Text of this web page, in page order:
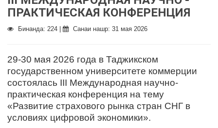
ПРАКТИЧЕСКАЯ КОНФЕРЕНЦИЯ
Бинанда: 224 | Санаи нашр: 31 мая 2026
29-30 мая 2026 года в Таджикском
государственном университете коммерции
состоялась III Международная научно-
практическая конференция на тему
«Развитие страхового рынка стран СНГ в
условиях цифровой экономики».